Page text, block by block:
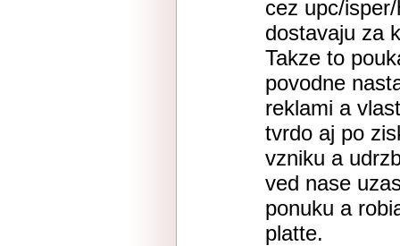
cez upc/
dostavaju za
Takze to
povodne
reklami a
tvrdo aj po
vzniku a
ved nase
ponuku a
platte.